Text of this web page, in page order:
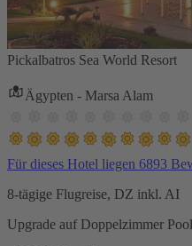
Pickalbatros Sea World Resort
Ägypten - Marsa Alam
Für dieses Hotel liegen 6893
8-tägige Flugreise, DZ inkl. AI
Upgrade auf Doppelzimmer